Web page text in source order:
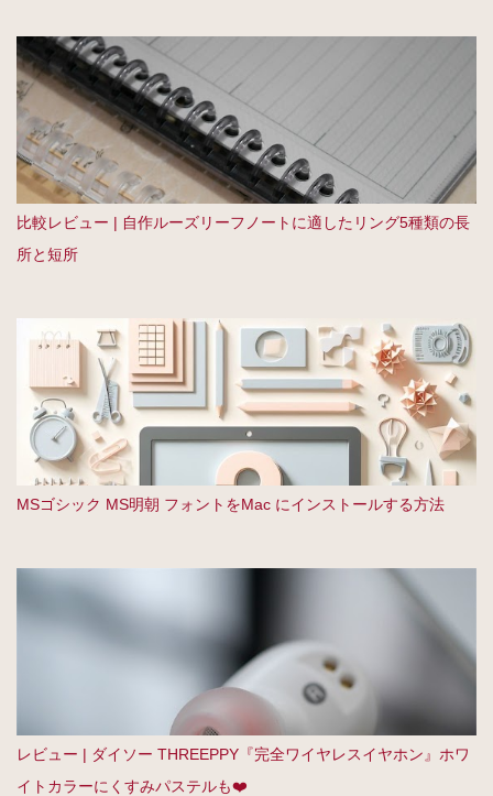
比較レビュー | 自作ルーズリーフノートに適したリング5種類の長
所と短所
MSゴシック MS明朝 フォントをMac にインストールする方法
レビュー | ダイソー THREEPPY『完全ワイヤレスイヤホン』ホワ
イトカラーにくすみパステルも❤️